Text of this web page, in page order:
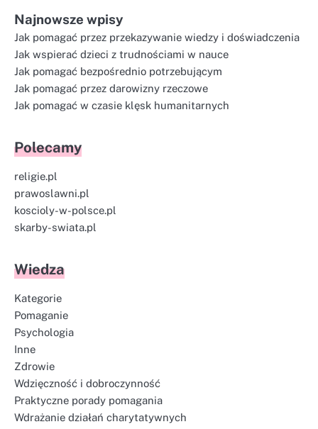
Najnowsze wpisy
Jak pomagać przez przekazywanie wiedzy i doświadczenia
Jak wspierać dzieci z trudnościami w nauce
Jak pomagać bezpośrednio potrzebującym
Jak pomagać przez darowizny rzeczowe
Jak pomagać w czasie klęsk humanitarnych
Polecamy
religie.pl
prawoslawni.pl
koscioly-w-polsce.pl
skarby-swiata.pl
Wiedza
Kategorie
Pomaganie
Psychologia
Inne
Zdrowie
Wdzięczność i dobroczynność
Praktyczne porady pomagania
Wdrażanie działań charytatywnych